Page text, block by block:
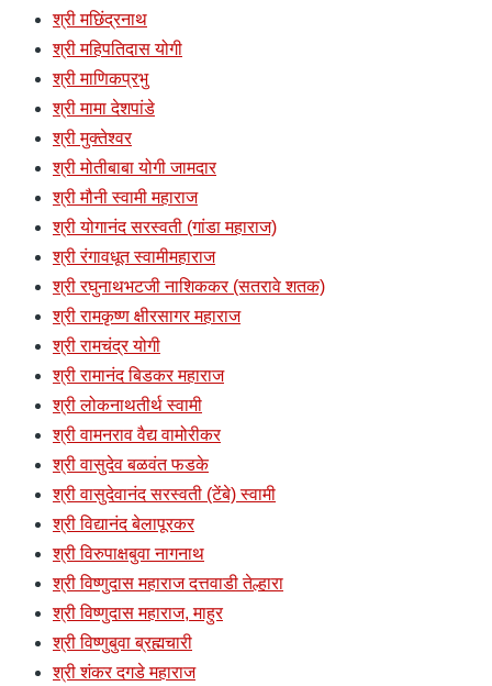
श्री मछिंद्रनाथ
श्री महिपतिदास योगी
श्री माणिकप्रभु
श्री मामा देशपांडे
श्री मुक्तेश्वर
श्री मोतीबाबा योगी जामदार
श्री मौनी स्वामी महाराज
श्री योगानंद सरस्वती (गांडा महाराज)
श्री रंगावधूत स्वामीमहाराज
श्री रघुनाथभटजी नाशिककर (सतरावे शतक)
श्री रामकृष्ण क्षीरसागर महाराज
श्री रामचंद्र योगी
श्री रामानंद बिडकर महाराज
श्री लोकनाथतीर्थ स्वामी
श्री वामनराव वैद्य वामोरीकर
श्री वासुदेव बळवंत फडके
श्री वासुदेवानंद सरस्वती (टेंबे) स्वामी
श्री विद्यानंद बेलापूरकर
श्री विरुपाक्षबुवा नागनाथ
श्री विष्णुदास महाराज दत्तवाडी तेल्हारा
श्री विष्णुदास महाराज, माहुर
श्री विष्णुबुवा ब्रह्मचारी
श्री शंकर दगडे महाराज